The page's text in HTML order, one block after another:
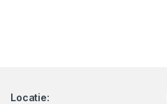
Locatie: